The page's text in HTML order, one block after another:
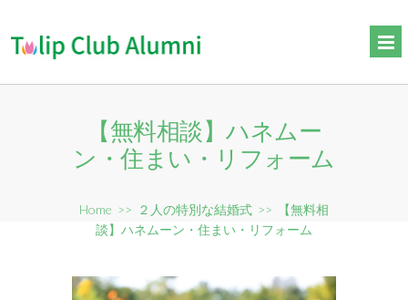
【無料相談】ハネムー
ン・住まい・リフォーム
Home >> ２人の特別な結婚式 >>
【無料相
談】ハネムーン・住まい・リフォーム